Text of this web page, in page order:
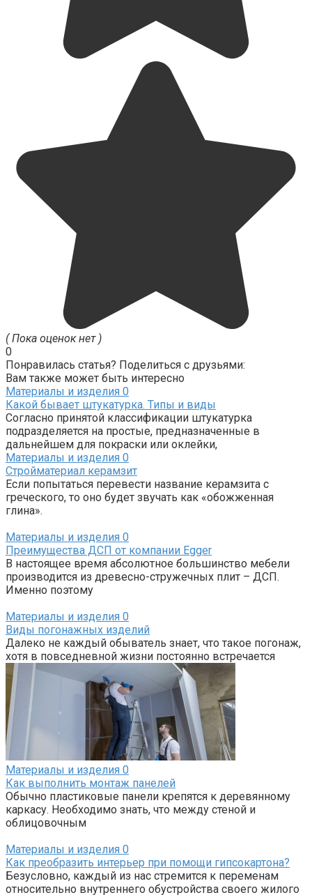
( Пока оценок нет )
0
Понравилась статья? Поделиться с друзьями:
Вам также может быть интересно
Материалы и изделия 0
Какой бывает штукатурка. Типы и виды
Согласно принятой классификации штукатурка
подразделяется на простые, предназначенные в
дальнейшем для покраски или оклейки,
Материалы и изделия 0
Стройматериал керамзит
Если попытаться перевести название керамзита с
греческого, то оно будет звучать как «обожженная
глина».
Материалы и изделия 0
Преимущества ДСП от компании Egger
В настоящее время абсолютное большинство мебели
производится из древесно-стружечных плит – ДСП.
Именно поэтому
Материалы и изделия 0
Виды погонажных изделий
Далеко не каждый обыватель знает, что такое погонаж,
хотя в повседневной жизни постоянно встречается
Материалы и изделия 0
Как выполнить монтаж панелей
Обычно пластиковые панели крепятся к деревянному
каркасу. Необходимо знать, что между стеной и
облицовочным
Материалы и изделия 0
Как преобразить интерьер при помощи гипсокартона?
Безусловно, каждый из нас стремится к переменам
относительно внутреннего обустройства своего жилого